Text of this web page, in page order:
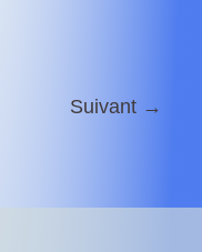
Suivant →